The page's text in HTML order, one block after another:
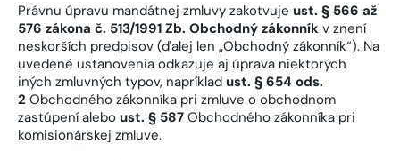
Právnu úpravu mandátnej zmluvy zakotvuje ust. § 566 až
576 zákona č. 513/1991 Zb. Obchodný zákonník v znení
neskorších predpisov (ďalej len „Obchodný zákonník“). Na
uvedené ustanovenia odkazuje aj úprava niektorých
iných zmluvných typov, napríklad ust. § 654 ods.
2 Obchodného zákonníka pri zmluve o obchodnom
zastúpení alebo ust. § 587 Obchodného zákonníka pri
komisionárskej zmluve.